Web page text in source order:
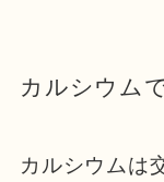
カルシウム
カルシウムは